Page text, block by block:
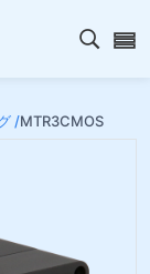
検索
/MTR3CMOS